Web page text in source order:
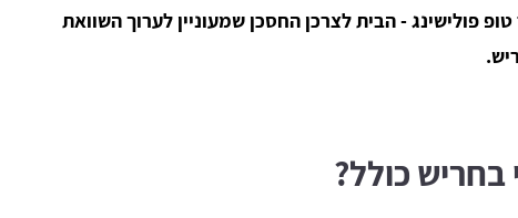
פולישינג - הבית לצרכן החסכן שמעוניין לערוך השוואת
בחריש כולל?